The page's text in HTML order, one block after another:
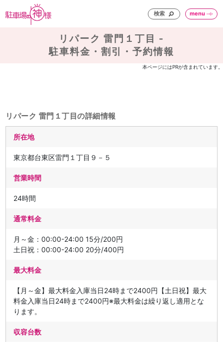
検索 menu
リパーク 雷門１丁目 -
駐車料金・割引・予約情報
本ページにはPRが含まれています。
リパーク 雷門１丁目の詳細情報
所在地
東京都台東区雷門１丁目９－５
営業時間
24時間
通常料金
月～金：00:00-24:00 15分/200円
土日祝：00:00-24:00 20分/400円
最大料金
【月～金】最大料金入庫当日24時まで2400円【土日祝】最大
料金入庫当日24時まで2400円※最大料金は繰り返し適用とな
ります。
収容台数